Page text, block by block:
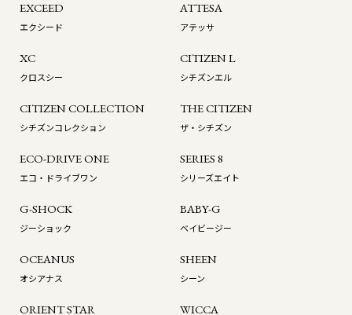
EXCEED
エクシード
ATTESA
アテッサ
XC
クロスシー
CITIZEN L
シチズンエル
CITIZEN COLLECTION
シチズンコレクション
THE CITIZEN
ザ・シチズン
ECO-DRIVE ONE
エコ・ドライブワン
SERIES 8
シリーズエイト
G-SHOCK
ジーショック
BABY-G
ベイビージー
OCEANUS
オシアナス
SHEEN
シーン
ORIENT STAR WICCA